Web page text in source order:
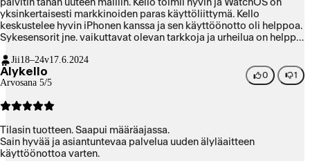
päivitin tähän uuteen malliin. Kello toimii hyvin ja WatchOS on
yksinkertaisesti markkinoiden paras käyttöliittymä. Kello
keskustelee hyvin iPhonen kanssa ja sen käyttöönotto oli helppoa.
Sykesensorit jne. vaikuttavat olevan tarkkoja ja urheilua on helppo
Jii18–24v17.6.2024
Älykello
Arvosana 5/5
0 1
Tilasin tuotteen. Saapui määräajassa.
Sain hyvää ja asiantuntevaa palvelua uuden älyläaitteen
käyttöönottoa varten.